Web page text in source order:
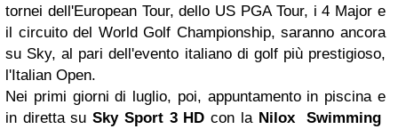
tornei dell'European Tour, dello US PGA Tour, i 4 Major e
il circuito del World Golf Championship, saranno ancora
su Sky, al pari dell'evento italiano di golf più prestigioso,
l'Italian Open.
Nei primi giorni di luglio, poi, appuntamento in piscina e
in diretta suSky Sport 3 HD con la Nilox Swimming